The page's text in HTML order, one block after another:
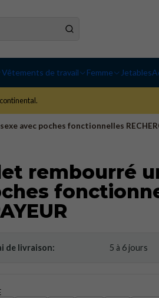
Vêtements de travail Femme Jetables
avec poches fonctionnelles
rembourré
de livraison: 5 à 6 jours